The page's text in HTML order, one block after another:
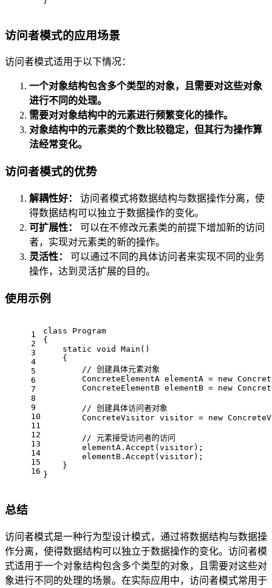
访问者模式的应用场景
访问者模式适用于以下情况：
一个对象结构包含多个类型的对象，且需要对这些对象
进行不同的处理。
需要对对象结构中的元素进行频繁变化的操作。
对象结构中的元素类的个数比较稳定，但其行为操作算
法经常变化。
访问者模式的优势
解耦性好：
访问者模式将数据结构与数据操作分离，使
得数据结构可以独立于数据操作的变化。
可扩展性：
可以在不修改元素类的前提下增加新的访问
者，实现对元素类的新的操作。
灵活性：
可以通过不同的具体访问者来实现不同的业务
操作，达到灵活扩展的目的。
使用示例
1
2
3
4
5
6
7
8
9
10
11
12
13
14
15
16
class
Program
{
static void Main ()
    {
// 创建具体元素对象
        ConcreteElementA elementA =
new
        ConcreteElementB elementB =
new
// 创建具体访问者对象
        ConcreteVisitor visitor =
new
// 元素接受访问者的访问
        elementA.Accept(visitor);
        elementB.Accept(visitor);
    }
}
总结
访问者模式是一种行为型设计模式，通过将数据结构与数据操
作分离，使得数据结构可以独立于数据操作的变化。访问者模
式适用于一个对象结构包含多个类型的对象，且需要对这些对
象进行不同的处理的场景。在实际应用中，访问者模式常用于